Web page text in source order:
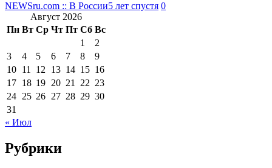
NEWSru.com :: В России5 лет спустя 0
Август 2026
Пн Вт Ср Чт Пт Сб Вс
1
2
3
4 5 6 7 8
9
10 11 12 13 14 15 16
17 18 19 20 21 22 23
24 25 26 27 28 29 30
31
« Июл
Рубрики